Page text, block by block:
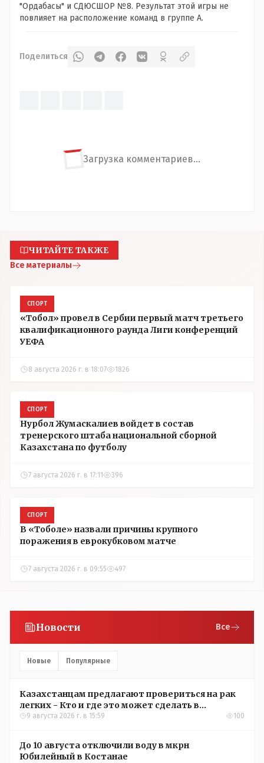
"Ордабасы" и СДЮСШОР №8. Результат этой игры не
повлияет на расположение команд в группе А.
Поделиться
Загрузка комментариев...
ЧИТАЙТЕ ТАКЖЕ
Все материалы
СПОРТ
«Тобол» провел в Сербии первый матч третьего
квалификационного раунда Лиги конференций
УЕФА
8 августа 2026 г. в 18:07 1826
СПОРТ
Нурбол Жумаскалиев войдет в состав
тренерского штаба национальной сборной
Казахстана по футболу
7 августа 2026 г. в 17:11 396
СПОРТ
В «Тоболе» назвали причины крупного
поражения в еврокубковом матче
7 августа 2026 г. в 09:55 497
Новости Все
Новые Популярные
Казахстанцам предлагают провериться на рак
легких - Кто и где это может сделать в
Костанайской области
9 августа 2026 г. в 15:59 100
До 10 августа отключили воду в мкрн
Юбилейный в Костанае